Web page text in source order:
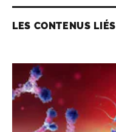
LES CONTENUS LIÉS